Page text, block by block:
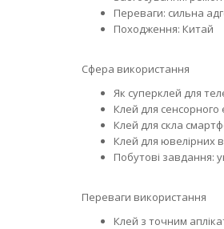
Переваги: сильна
Походження: Китай
Сфера використання
Як суперклей для
Клей для сенсорного
Клей для скла
Клей для ювелірних
Побутові завдання:
Переваги використання
Клей з точним